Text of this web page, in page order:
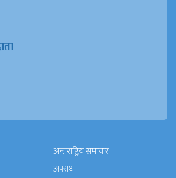
अन्तराष्ट्रिय समाचार
अपराध